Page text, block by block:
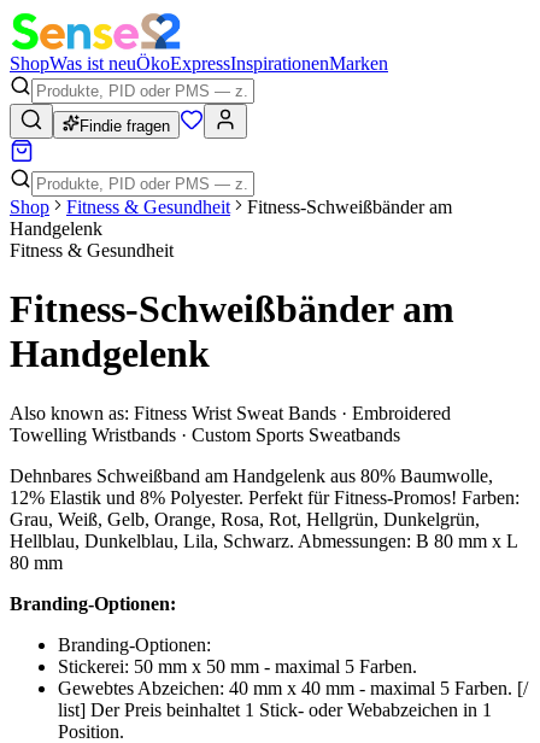
ShopWas ist neuÖkoExpressInspirationenMarken
Findie fragen
Shop Fitness & Gesundheit
Fitness-Schweißbänder am
Handgelenk
Fitness & Gesundheit
Fitness-Schweißbänder am
Handgelenk
Also known as: Fitness Wrist Sweat Bands · Embroidered
Towelling Wristbands · Custom Sports Sweatbands
Dehnbares Schweißband am Handgelenk aus 80% Baumwolle,
12% Elastik und 8% Polyester. Perfekt für Fitness-Promos! Farben:
Grau, Weiß, Gelb, Orange, Rosa, Rot, Hellgrün, Dunkelgrün,
Hellblau, Dunkelblau, Lila, Schwarz. Abmessungen: B 80 mm x L
80 mm
Branding-Optionen:
Branding-Optionen:
Stickerei: 50 mm x 50 mm - maximal 5 Farben.
Gewebtes Abzeichen: 40 mm x 40 mm - maximal 5 Farben. [/
list] Der Preis beinhaltet 1 Stick- oder Webabzeichen in 1
Position.